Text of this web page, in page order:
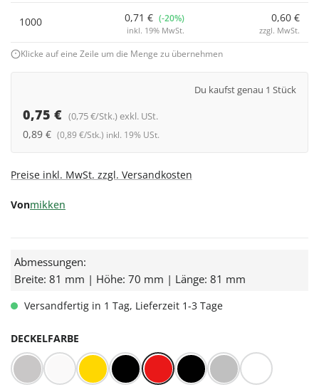
1000 0,71 € (-20%)
inkl. 19% MwSt.
0,60 €
zzgl. MwSt.
Klicke auf eine Zeile um die Menge zu übernehmen
Du kaufst genau 1 Stück
0,75 € (0,75 €/Stk.) exkl. USt.
0,89 € (0,89 €/Stk.) inkl. 19% USt.
Preise inkl. MwSt. zzgl. Versandkosten
Vonmikken
Abmessungen:
Breite: 81 mm | Höhe: 70 mm | Länge: 81 mm
Versandfertig in 1 Tag, Lieferzeit 1-3 Tage
DECKELFARBE
BLUESEAL Silber
BLUESEAL Weiß
Gold Orbit™ schwarzRot/Weiß kariert
Schwarz Silber Weiß